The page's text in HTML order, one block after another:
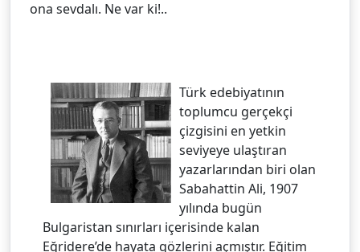
ona sevdalı. Ne var ki!..
Türk edebiyatının
toplumcu gerçekçi
çizgisini en yetkin
seviyeye ulaştıran
yazarlarından biri olan
Sabahattin Ali, 1907
yılında bugün
Bulgaristan sınırları içerisinde kalan
Eğridere’de hayata gözlerini açmıştır. Eğitim